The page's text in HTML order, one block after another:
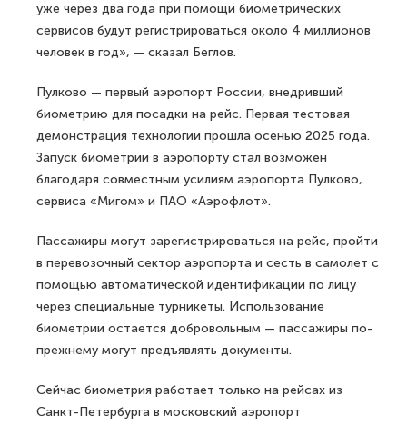
уже через два года при помощи биометрических
сервисов будут регистрироваться около 4 миллионов
человек в год», — сказал Беглов.
Пулково — первый аэропорт России, внедривший
биометрию для посадки на рейс. Первая тестовая
демонстрация технологии прошла осенью 2025 года.
Запуск биометрии в аэропорту стал возможен
благодаря совместным усилиям аэропорта Пулково,
сервиса «Мигом» и ПАО «Аэрофлот».
Пассажиры могут зарегистрироваться на рейс, пройти
в перевозочный сектор аэропорта и сесть в самолет с
помощью автоматической идентификации по лицу
через специальные турникеты. Использование
биометрии остается добровольным — пассажиры по-
прежнему могут предъявлять документы.
Сейчас биометрия работает только на рейсах из
Санкт-Петербурга в московский аэропорт